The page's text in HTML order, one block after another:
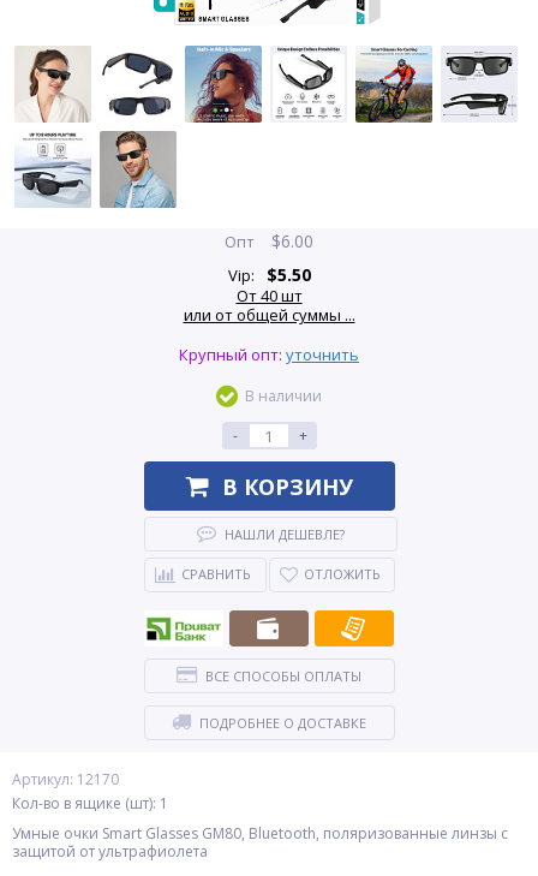
Артикул: 12170
Кол-во в ящике (шт): 1
Умные очки Smart Glasses GM80, Bluetooth, поляризованные линзы с
защитой от ультрафиолета
Опт $6.00
Vip: $5.50
От 40 шт
или от общей суммы ...
Крупный опт: уточнить
В наличии
-
+
В КОРЗИНУ
НАШЛИ ДЕШЕВЛЕ?
СРАВНИТЬ ОТЛОЖИТЬ
ВСЕ СПОСОБЫ ОПЛАТЫ
ПОДРОБНЕЕ О ДОСТАВКЕ